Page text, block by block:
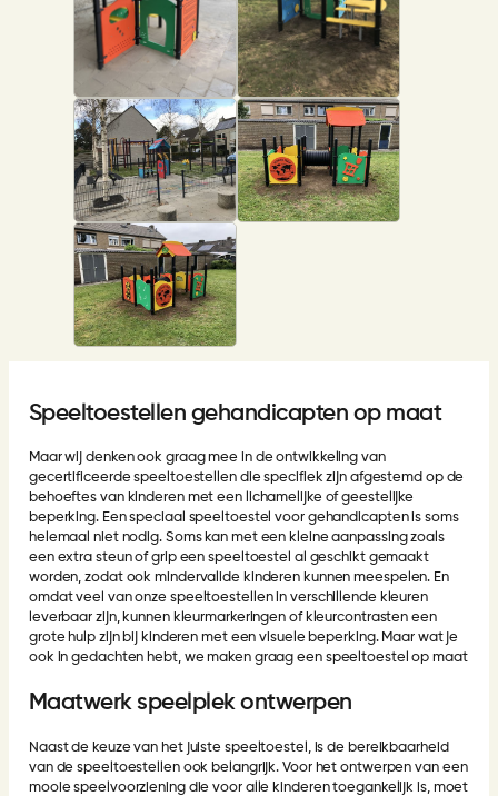
Speeltoestellen gehandicapten op maat
Maar wij denken ook graag mee in de ontwikkeling van
gecertificeerde speeltoestellen die specifiek zijn afgestemd op de
behoeftes van kinderen met een lichamelijke of geestelijke
beperking. Een speciaal speeltoestel voor gehandicapten is soms
helemaal niet nodig. Soms kan met een kleine aanpassing zoals
een extra steun of grip een speeltoestel al geschikt gemaakt
worden, zodat ook mindervalide kinderen kunnen meespelen. En
omdat veel van onze speeltoestellen in verschillende kleuren
leverbaar zijn, kunnen kleurmarkeringen of kleurcontrasten een
grote hulp zijn bij kinderen met een visuele beperking. Maar wat je
ook in gedachten hebt, we maken graag een speeltoestel op maat
Maatwerk speelplek ontwerpen
Naast de keuze van het juiste speeltoestel, is de bereikbaarheid
van de speeltoestellen ook belangrijk. Voor het ontwerpen van een
mooie speelvoorziening die voor alle kinderen toegankelijk is, moet